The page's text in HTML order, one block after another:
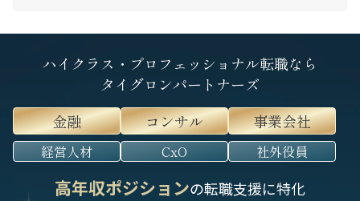
ハイクラス・プロフェッショナル転職なら
タイグロンパートナーズ
金融
コンサル 事業会社
経営人材 CxO 社外役員
高年収ポジションの転職支援に特化